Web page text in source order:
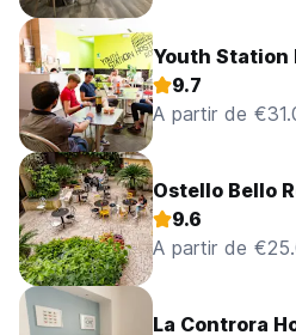
Youth Station
9.7
A partir de
Ostello Bello
9.6
A partir de
La Controra